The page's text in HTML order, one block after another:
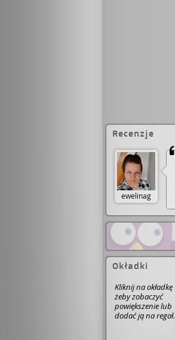
Recenzje
ewelinag
Okładki
Kliknij na okładkę
żeby zobaczyć
powiększenie lub
dodać ją na regał.